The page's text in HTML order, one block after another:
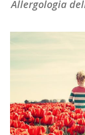
Allergologia